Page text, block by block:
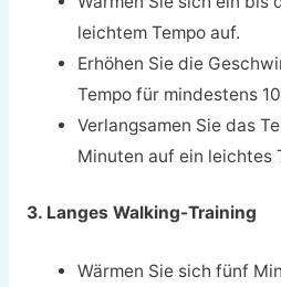
leichtem Tempo auf.
Erhöhen Sie die
Tempo für mindestens
Verlangsamen Sie das
Minuten auf ein leichtes
3. Langes Walking-Training
Wärmen Sie sich fünf